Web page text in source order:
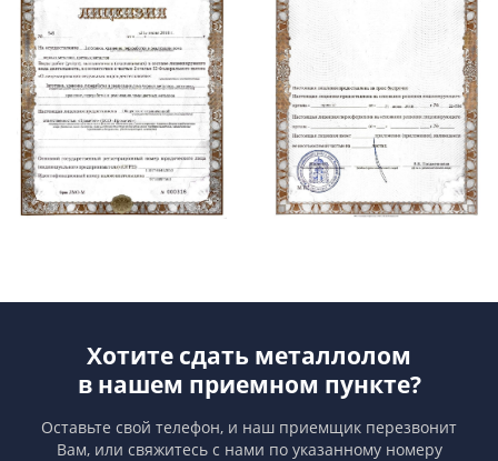
Хотите сдать металлолом
в нашем приемном пункте?
Оставьте свой телефон, и наш приемщик перезвонит
Вам, или свяжитесь с нами по указанному номеру